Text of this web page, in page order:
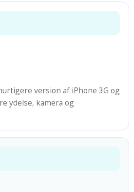
version af iPhone 3G og
ydelse, kamera og